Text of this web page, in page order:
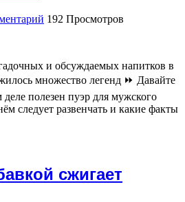
192 Просмотров
и обсуждаемых напитков в
множество легенд ⏩ Давайте
полезен пуэр для мужского
следует развенчать и какие факты
сжигает